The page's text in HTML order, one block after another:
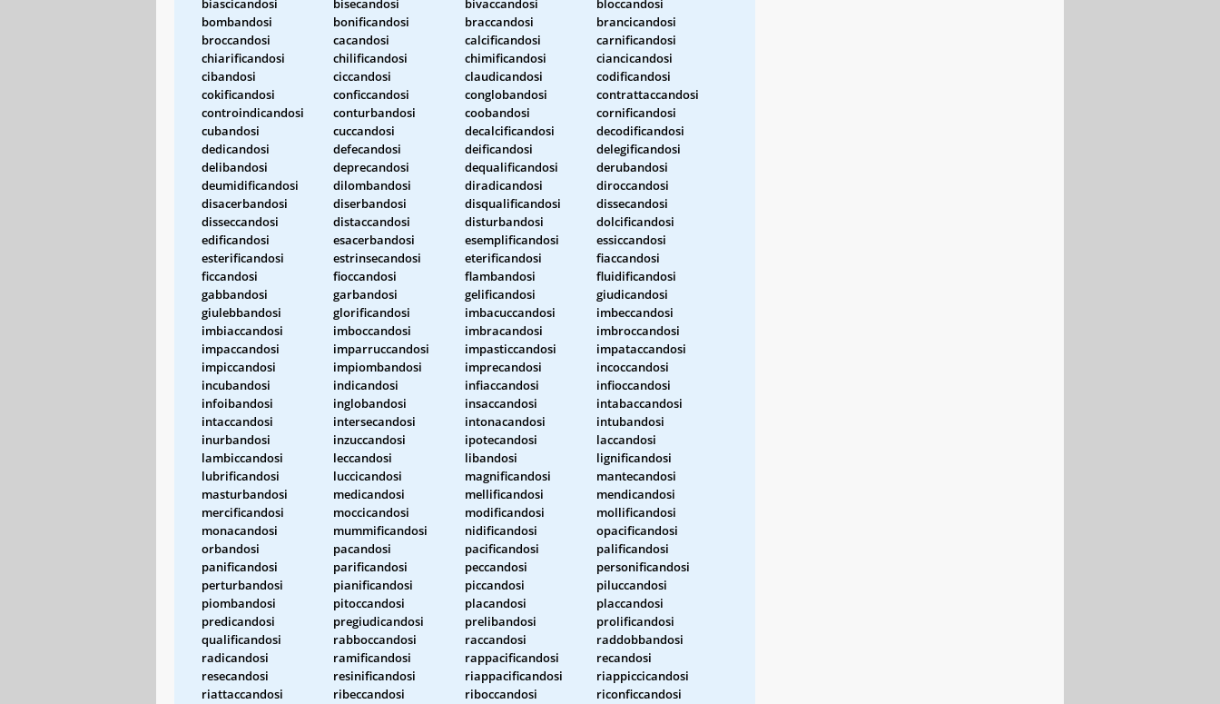
bombandosi
bonificandosi braccandosi
brancicandosi
broccandosi
cacandosi calcificandosi
carnificandosi
chiarificandosi
chilificandosi chimificandosi
ciancicandosi
cibandosi
ciccandosi claudicandosi
codificandosi
cokificandosi
conficcandosi conglobandosi
contrattaccandosi
controindicandosi
conturbandosi coobandosi
cornificandosi
cubandosi
cuccandosi decalcificandosi
decodificandosi
dedicandosi
defecandosi deificandosi
delegificandosi
delibandosi
deprecandosi dequalificandosi
derubandosi
deumidificandosi
dilombandosi diradicandosi
diroccandosi
disacerbandosi
diserbandosi disqualificandosi
dissecandosi
disseccandosi
distaccandosi disturbandosi
dolcificandosi
edificandosi
esacerbandosi esemplificandosi
essiccandosi
esterificandosi
estrinsecandosi eterificandosi
fiaccandosi
ficcandosi
fioccandosi flambandosi
fluidificandosi
gabbandosi
garbandosi gelificandosi
giudicandosi
giulebbandosi
glorificandosi imbacuccandosi
imbeccandosi
imbiaccandosi
imboccandosi imbracandosi
imbroccandosi
impaccandosi
imparruccandosi impasticcandosi
impataccandosi
impiccandosi
impiombandosi imprecandosi
incoccandosi
incubandosi
indicandosi infiaccandosi
infioccandosi
infoibandosi
inglobandosi insaccandosi
intabaccandosi
intaccandosi
intersecandosi intonacandosi
intubandosi
inurbandosi
inzuccandosi ipotecandosi
laccandosi
lambiccandosi
leccandosi libandosi
lignificandosi
lubrificandosi
luccicandosi magnificandosi
mantecandosi
masturbandosi
medicandosi mellificandosi
mendicandosi
mercificandosi
moccicandosi modificandosi
mollificandosi
monacandosi
mummificandosi nidificandosi
opacificandosi
orbandosi
pacandosi pacificandosi
palificandosi
panificandosi
parificandosi peccandosi
personificandosi
perturbandosi
pianificandosi piccandosi
piluccandosi
piombandosi
pitoccandosi placandosi
placcandosi
predicandosi
pregiudicandosi prelibandosi
prolificandosi
qualificandosi
rabboccandosi raccandosi
raddobbandosi
radicandosi
ramificandosi rappacificandosi
recandosi
resecandosi
resinificandosi riappacificandosi
riappiccicandosi
riattaccandosi
ribeccandosi riboccandosi
riconficcandosi